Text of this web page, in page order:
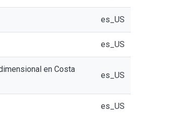
es_US
es_US
en Costa
es_US
es_US